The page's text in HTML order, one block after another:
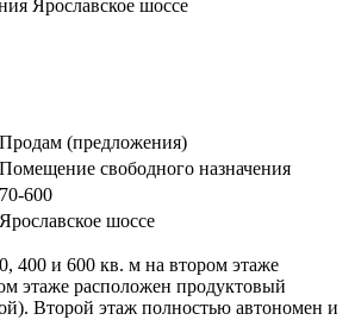
Ярославское шоссе
Продам (предложения)
Помещение свободного назначения
70-600
Ярославское шоссе
400 и 600 кв. м на втором этаже
этаже расположен продуктовый
Второй этаж полностью автономен и